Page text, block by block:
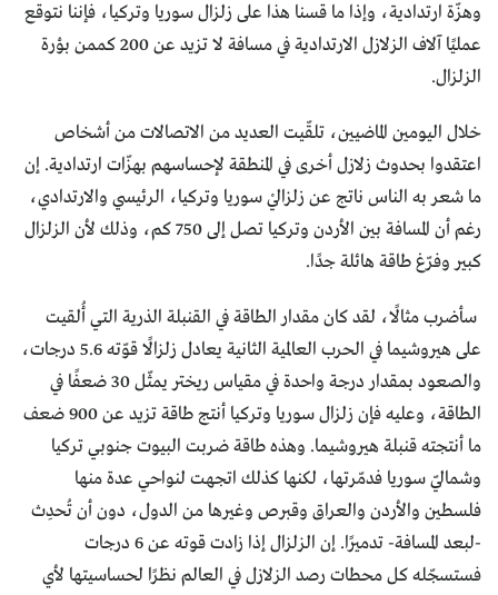
وهزّة ارتدادية، وإذا ما قسنا هذا على زلزال سوريا وتركيا، فإننا نتوقع
عمليًا آلاف الزلازل الارتدادية في مسافة لا تزيد عن 200 كممن بؤرة
الزلزال.
خلال اليومين الماضيين، تلقّيت العديد من الاتصالات من أشخاص
اعتقدوا بحدوث زلازل أخرى في المنطقة لإحساسهم بهزّات ارتدادية. إن
ما شعر به الناس ناتج عن زلزاليْ سوريا وتركيا، الرئيسي والارتدادي،
رغم أن المسافة بين الأردن وتركيا تصل إلى 750 كم، وذلك لأن الزلزال
كبير وفرّغ طاقة هائلة جدًا.
سأضرب مثالًا، لقد كان مقدار الطاقة في القنبلة الذرية التي أُلقيت
على هيروشيما في الحرب العالمية الثانية يعادل زلزالًا قوّته 5.6 درجات،
والصعود بمقدار درجة واحدة في مقياس ريختر يمثّل 30 ضعفًا في
الطاقة، وعليه فإن زلزال سوريا وتركيا أنتج طاقة تزيد عن 900 ضعف
ما أنتجته قنبلة هيروشيما. وهذه طاقة ضربت البيوت جنوبي تركيا
وشماليّ سوريا فدمّرتها، لكنها كذلك اتجهت لنواحي عدة منها
فلسطين والأردن والعراق وقبرص وغيرها من الدول، دون أن تُحدِث
-لبعد المسافة- تدميرًا. إن الزلزال إذا زادت قوته عن 6 درجات
فستسجّله كل محطات رصد الزلازل في العالم نظرًا لحساسيتها لأي